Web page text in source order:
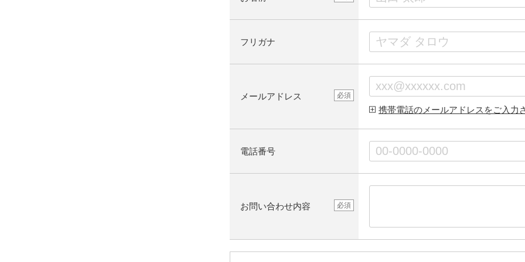
フリガナ
メールアドレス 必須
携帯電話のメールアドレスをご入力
電話番号
お問い合わせ内容 必須